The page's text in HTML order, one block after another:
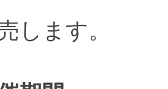
します。